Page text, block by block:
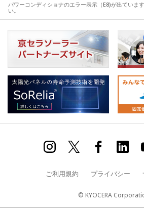
パワーコンディショナのエラー表示（E8)が出ていま
い。
ご利用規約 プライバシー
© KYOCERA